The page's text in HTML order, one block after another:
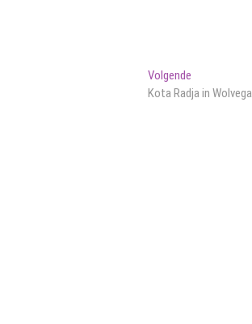
Volgende
bericht:
Kota Radja in Wolvega